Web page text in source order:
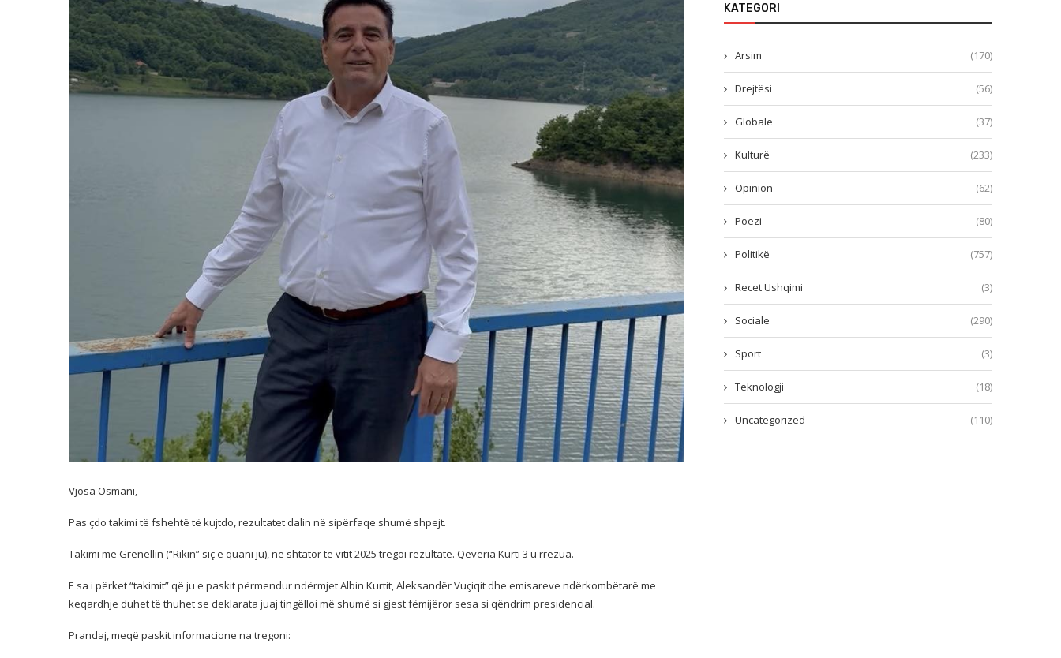
Vjosa Osmani,
Pas çdo takimi të fshehtë të kujtdo, rezultatet dalin në sipërfaqe shumë shpejt.
Takimi me Grenellin (“Rikin” siç e quani ju), në shtator të vitit 2025 tregoi rezultate. Qeveria Kurti 3 u rrëzua.
E sa i përket “takimit” që ju e paskit përmendur ndërmjet Albin Kurtit, Aleksandër Vuçiqit dhe emisareve ndërkombëtarë me
keqardhje duhet të thuhet se deklarata juaj tingëlloi më shumë si gjest fëmijëror sesa si qëndrim presidencial.
Prandaj, meqë paskit informacione na tregoni:
KATEGORI
Arsim (170)
Drejtësi (56)
Globale (37)
Kulturë (233)
Opinion (62)
Poezi (80)
Politikë (757)
Recet Ushqimi (3)
Sociale (290)
Sport (3)
Teknologji (18)
Uncategorized (110)